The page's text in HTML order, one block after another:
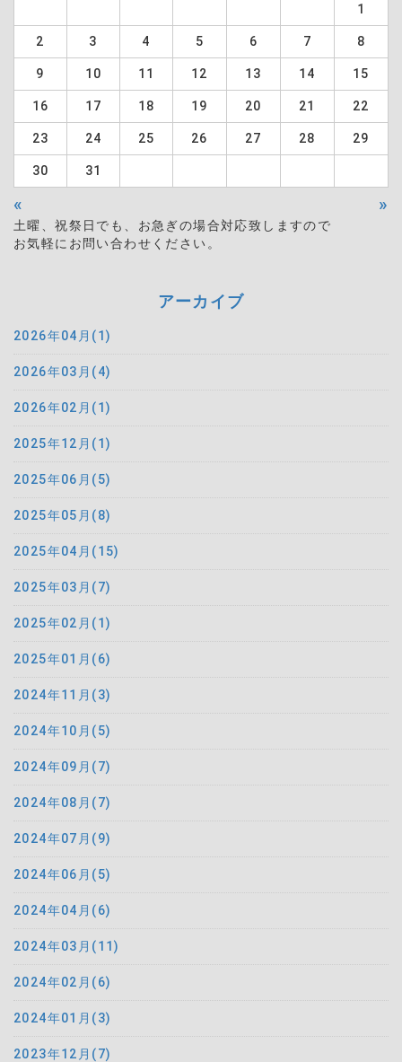
1
2 3 4 5 6 7 8
9 10 11 12 13 14 15
16 17 18 19 20 21 22
23 24 25 26 27 28 29
30 31
« »
土曜、祝祭日でも、お急ぎの場合対応致しますので
お気軽にお問い合わせください。
アーカイブ
2026年04月(1)
2026年03月(4)
2026年02月(1)
2025年12月(1)
2025年06月(5)
2025年05月(8)
2025年04月(15)
2025年03月(7)
2025年02月(1)
2025年01月(6)
2024年11月(3)
2024年10月(5)
2024年09月(7)
2024年08月(7)
2024年07月(9)
2024年06月(5)
2024年04月(6)
2024年03月(11)
2024年02月(6)
2024年01月(3)
2023年12月(7)